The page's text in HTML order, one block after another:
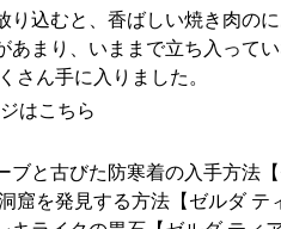
込むと、香ばしい焼き肉の
まり、いままで立ち入って
ん手に入りました。
はこちら
と古びた防寒着の入手方法
窟を発見する方法【ゼルダ